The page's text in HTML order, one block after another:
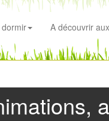
A découvrir